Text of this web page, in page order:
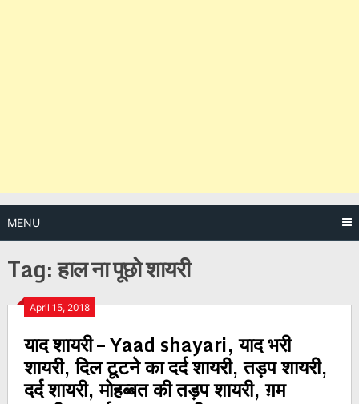
MENU
Tag:हाल ना पूछो शायरी
April 15, 2018
याद शायरी – Yaad shayari, याद भरी
शायरी, दिल टूटने का दर्द शायरी, तड़प शायरी,
दर्द शायरी, मोहब्बत की तड़प शायरी, ग़म
Posts
navigation